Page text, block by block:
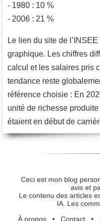
- 1980 : 10 %
- 2006 : 21 %
Le lien du site de
graphique. Les chiffres
calcul et les salaires pris
tendance reste
référence choisie : En
unité de richesse
étaient en début de
Ceci est mon blog
avis et
Le contenu des articles
IA. Les
À propos• Contact•